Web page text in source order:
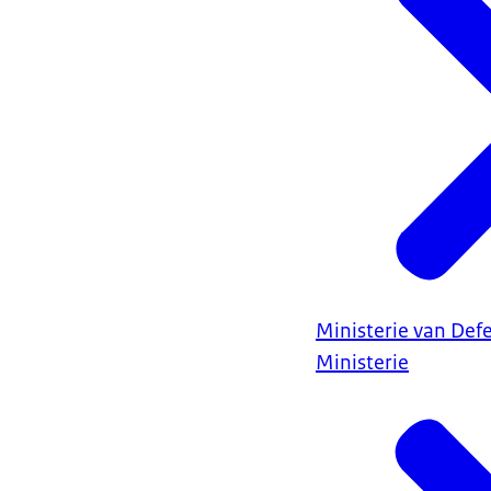
Ministerie van
Ministerie